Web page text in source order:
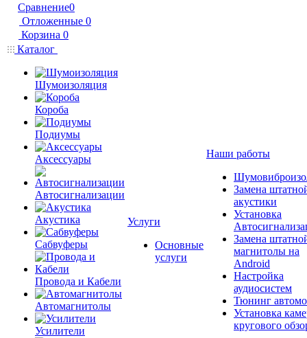
Сравнение0
Отложенные 0
Корзина 0
Каталог
Шумоизоляция
Короба
Подиумы
Аксессуары
Автосигнализации
Акустика
Сабвуферы
Провода и Кабели
Автомагнитолы
Усилители
Услуги
Основные
услуги
Наши работы
Замена
акустики
Установка
Замена
магнитолы на
Android
Настройка
аудиосистем
Тюнинг
Установка
кругового